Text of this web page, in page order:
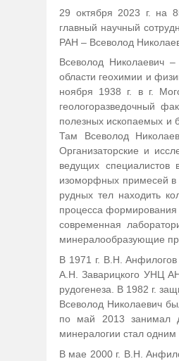
29 октября 2023 г. на
главный научный
РАН – Всеволод
Всеволод Николаевич
области геохимии и
ноября 1938 г. в г.
геологоразведочный
полезных ископаемых и
Там Всеволод
Организаторские и
ведущих специалистов
изоморфных примесей в
рудных тел находить
процесса
современная
минералообразующие
В 1971 г. В.Н.
А.Н. Заварицкого УНЦ АН
рудогенеза. В 1982 г.
Всеволод Николаевич
по май 2013 занимал
минералогии стал одним
В мае 2000 г. В.Н.